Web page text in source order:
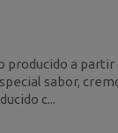
producido a
sabor,
c...